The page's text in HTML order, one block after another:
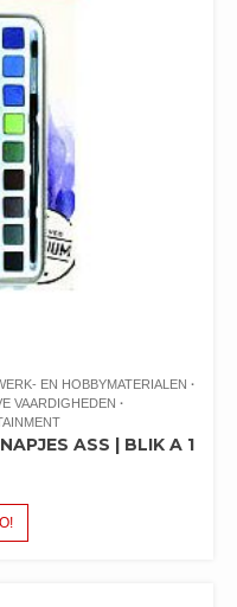
EN HOBBYMATERIALEN
VAARDIGHEDEN
ASS | BLIK A 1